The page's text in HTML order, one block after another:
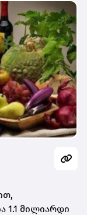
1.1 მილიარდი